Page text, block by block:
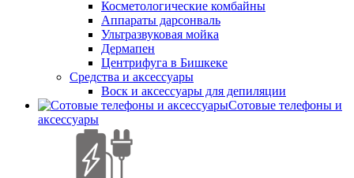
Косметологические комбайны
Аппараты дарсонваль
Ультразвуковая мойка
Дермапен
Центрифуга в Бишкеке
Средства и аксессуары
Воск и аксессуары для депиляции
Сотовые телефоны и
аксессуары